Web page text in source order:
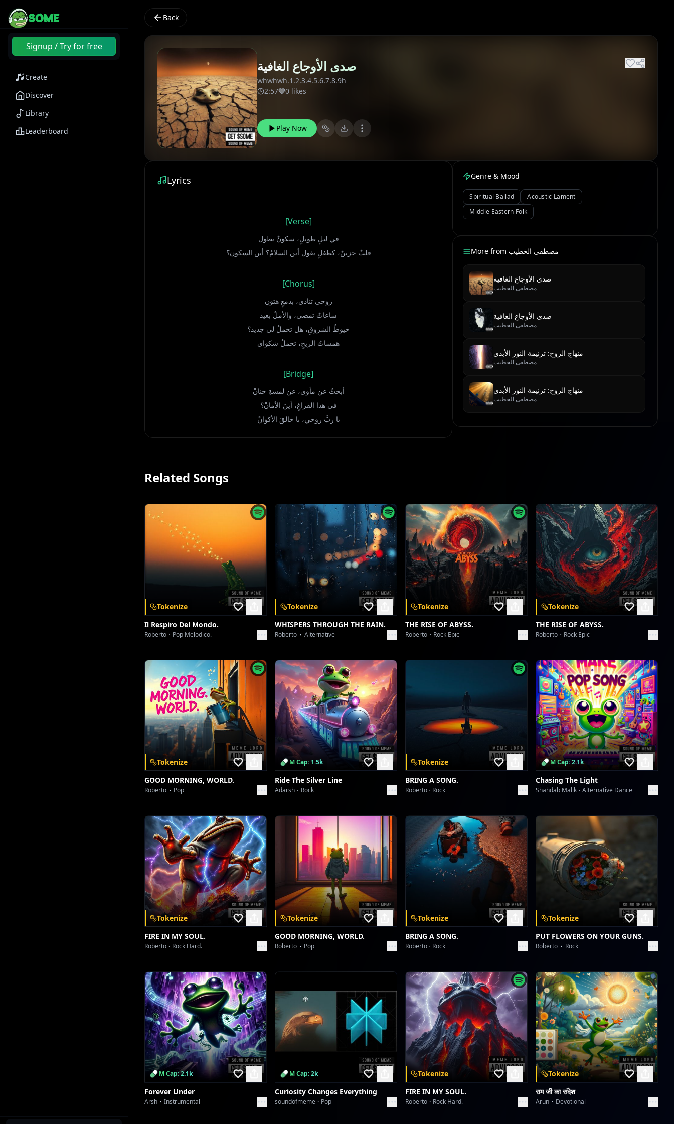
SOME
Signup / Try for free
Create
Discover
Library
Leaderboard
Back
صدى الأوجاع الغافية
whwhwh.1.2.3.4.5.6.7.8.9h
2:57
0 likes
Play Now
Lyrics
[Verse]
في ليلٍ طويلٍ، سكونٌ يطول
قلبٌ حزينٌ، كطفلٍ يقول أين السلامُ؟ أين السكون؟
[Chorus]
روحي تنادي، بدمعٍ هتون
ساعاتٌ تمضي، والأملُ بعيد
خيوطُ الشروقِ، هل تحملُ لي جديد؟
همساتُ الريحِ، تحملُ شكواي
[Bridge]
أبحثُ عن مأوى، عن لمسةِ حنانْ
في هذا الفراغِ، أينَ الأمانْ؟
يا ربَّ روحي، يا خالقَ الأكوانْ
Genre & Mood
Spiritual Ballad
Acoustic Lament
Middle Eastern Folk
More from مصطفى الخطيب
صدى الأوجاع الغافية
مصطفى الخطيب
صدى الأوجاع الغافية
مصطفى الخطيب
منهاج الروح: ترنيمة النور الأبدي
مصطفى الخطيب
منهاج الروح: ترنيمة النور الأبدي
مصطفى الخطيب
Related Songs
Tokenize
Il Respiro Del Mondo.
Roberto Pop Melodico.
Tokenize
WHISPERS THROUGH THE RAIN.
Roberto Alternative
Tokenize
THE RISE OF ABYSS.
Roberto Rock Epic
Tokenize
THE RISE OF ABYSS.
Roberto Rock Epic
Tokenize
GOOD MORNING, WORLD.
Roberto Pop
M Cap: 1.5k
Ride The Silver Line
Adarsh Rock
Tokenize
BRING A SONG.
Roberto Rock
M Cap: 2.1k
Chasing The Light
Shahdab Malik Alternative Dance
Tokenize
FIRE IN MY SOUL.
Roberto Rock Hard.
Tokenize
GOOD MORNING, WORLD.
Roberto Pop
Tokenize
BRING A SONG.
Roberto Rock
Tokenize
PUT FLOWERS ON YOUR GUNS.
Roberto Rock
M Cap: 2.1k
Forever Under
Arsh Instrumental
M Cap: 2k
Curiosity Changes Everything
soundofmeme Pop
Tokenize
FIRE IN MY SOUL.
Roberto Rock Hard.
Tokenize
राम जी का संदेश
Arun Devotional